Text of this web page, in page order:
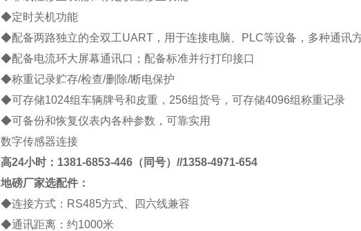
◆定时关机功能
◆配备两路独立的全双工UART，用于连接电脑、 PLC等设备，多种通讯
◆配备电流环大屏幕通讯口；配备标准并行打印接口
◆称重记录贮存/检查/删除/断电保护
◆可存储1024组车辆牌号和皮重， 256组货号，可存储4096组称重记录
◆可备份和恢复仪表内各种参数，可靠实用
数字传感器连接
高24小时：1381-6853-446（同号）//1358-4971-654
地磅厂家选配件：
◆连接方式： RS485方式、四六线兼容
◆通讯距离：约1000米